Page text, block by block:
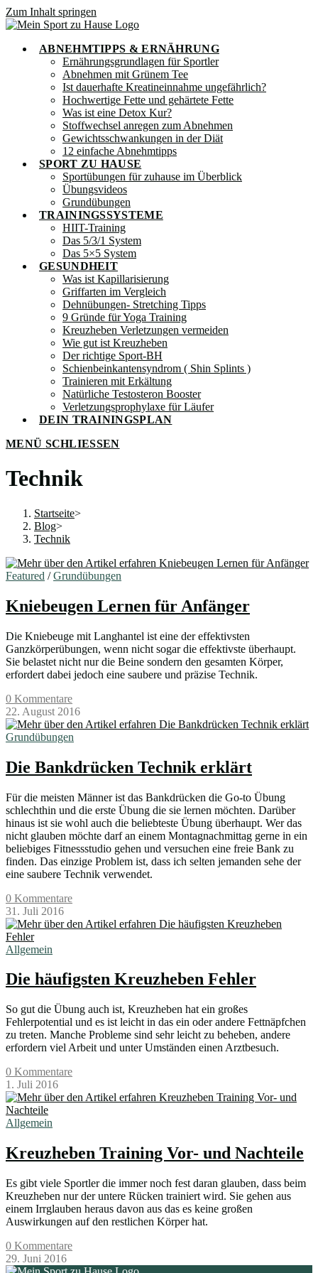
Zum Inhalt springen
ABNEHMTIPPS & ERNÄHRUNG
Ernährungsgrundlagen für Sportler
Abnehmen mit Grünem Tee
Ist dauerhafte Kreatineinnahme ungefährlich?
Hochwertige Fette und gehärtete Fette
Was ist eine Detox Kur?
Stoffwechsel anregen zum Abnehmen
Gewichtsschwankungen in der Diät
12 einfache Abnehmtipps
SPORT ZU HAUSE
Sportübungen für zuhause im Überblick
Übungsvideos
Grundübungen
TRAININGSSYSTEME
HIIT-Training
Das 5/3/1 System
Das 5×5 System
GESUNDHEIT
Was ist Kapillarisierung
Griffarten im Vergleich
Dehnübungen- Stretching Tipps
9 Gründe für Yoga Training
Kreuzheben Verletzungen vermeiden
Wie gut ist Kreuzheben
Der richtige Sport-BH
Schienbeinkantensyndrom ( Shin Splints )
Trainieren mit Erkältung
Natürliche Testosteron Booster
Verletzungsprophylaxe für Läufer
DEIN TRAININGSPLAN
MENÜ SCHLIESSEN
Technik
Startseite>
Blog>
Technik
Featured /Grundübungen
Kniebeugen Lernen für Anfänger
Die Kniebeuge mit Langhantel ist eine der effektivsten
Ganzkörperübungen, wenn nicht sogar die effektivste überhaupt.
Sie belastet nicht nur die Beine sondern den gesamten Körper,
erfordert dabei jedoch eine saubere und präzise Technik.
0 Kommentare
22. August 2016
Grundübungen
Die Bankdrücken Technik erklärt
Für die meisten Männer ist das Bankdrücken die Go-to Übung
schlechthin und die erste Übung die sie lernen möchten. Darüber
hinaus ist sie wohl auch die beliebteste Übung überhaupt. Wer das
nicht glauben möchte darf an einem Montagnachmittag gerne in ein
beliebiges Fitnessstudio gehen und versuchen eine freie Bank zu
finden. Das einzige Problem ist, dass ich selten jemanden sehe der
eine saubere Technik verwendet.
0 Kommentare
31. Juli 2016
Allgemein
Die häufigsten Kreuzheben Fehler
So gut die Übung auch ist, Kreuzheben hat ein großes
Fehlerpotential und es ist leicht in das ein oder andere Fettnäpfchen
zu treten. Manche Probleme sind sehr leicht zu beheben, andere
erfordern viel Arbeit und unter Umständen einen Arztbesuch.
0 Kommentare
1. Juli 2016
Allgemein
Kreuzheben Training Vor- und Nachteile
Es gibt viele Sportler die immer noch fest daran glauben, dass beim
Kreuzheben nur der untere Rücken trainiert wird. Sie gehen aus
einem Irrglauben heraus davon aus das es keine großen
Auswirkungen auf den restlichen Körper hat.
0 Kommentare
29. Juni 2016